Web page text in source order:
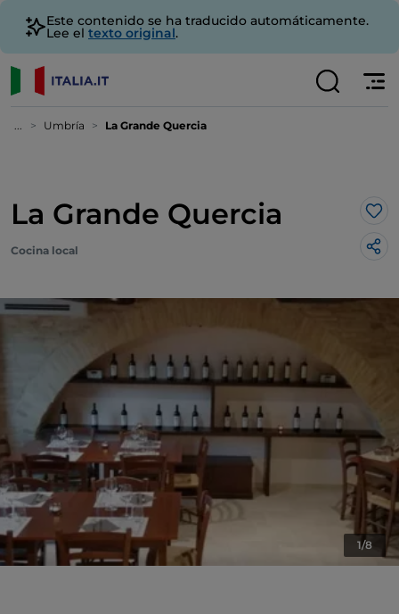
Este contenido se ha traducido automáticamente.
Lee el texto original.
... Umbría La Grande Quercia
La Grande Quercia Me
Cocina local
1/8